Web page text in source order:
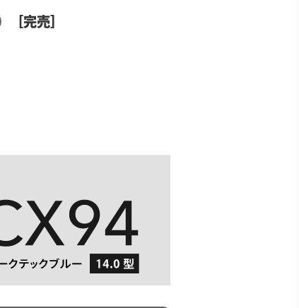
［完売］